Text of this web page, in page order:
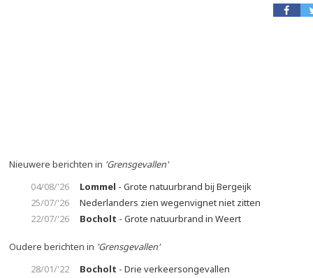
Nieuwere berichten in 'Grensgevallen'
04/08/'26
Lommel - Grote natuurbrand bij Bergeijk
25/07/'26
Nederlanders zien wegenvignet niet zitten
22/07/'26
Bocholt - Grote natuurbrand in Weert
Oudere berichten in 'Grensgevallen'
28/01/'22
Bocholt - Drie verkeersongevallen